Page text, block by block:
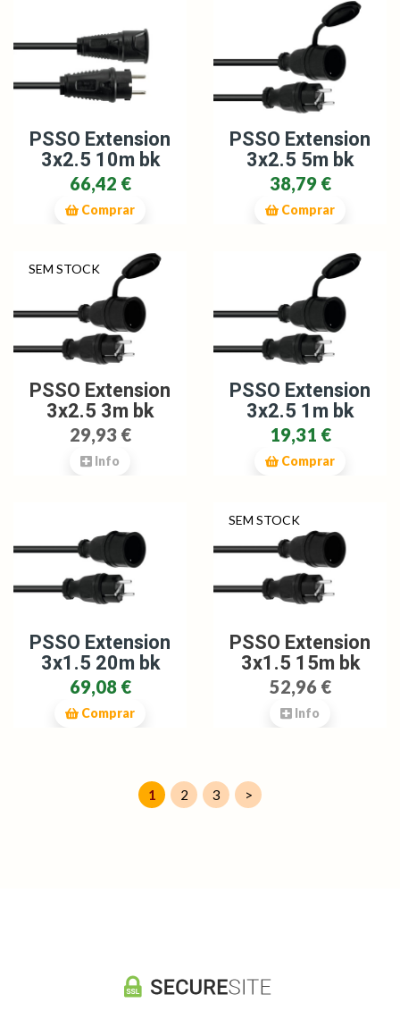
PSSO Extension
3x2.5 10m bk
66,42 €
Comprar
PSSO Extension
3x2.5 5m bk
38,79 €
Comprar
SEM STOCK
PSSO Extension
3x2.5 3m bk
29,93 €
Info
PSSO Extension
3x2.5 1m bk
19,31 €
Comprar
PSSO Extension
3x1.5 20m bk
69,08 €
Comprar
SEM STOCK
PSSO Extension
3x1.5 15m bk
52,96 €
Info
1 2 3 >